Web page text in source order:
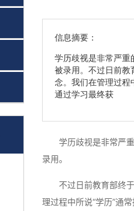
信息摘要：
学历歧视是非常严重
被录用。不过日前教
念。我们在管理过程
通过学习最终获
学历歧视是非常严
录用。
不过日前教育部终
理过程中所说“学历”通